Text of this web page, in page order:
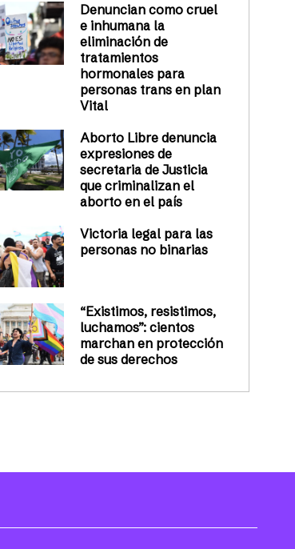
Denuncian como cruel
e inhumana la
eliminación de
tratamientos
hormonales para
personas trans en plan
Vital
Aborto Libre denuncia
expresiones de
secretaria de Justicia
que criminalizan el
aborto en el país
Victoria legal para las
personas no binarias
“Existimos, resistimos,
luchamos”: cientos
marchan en protección
de sus derechos